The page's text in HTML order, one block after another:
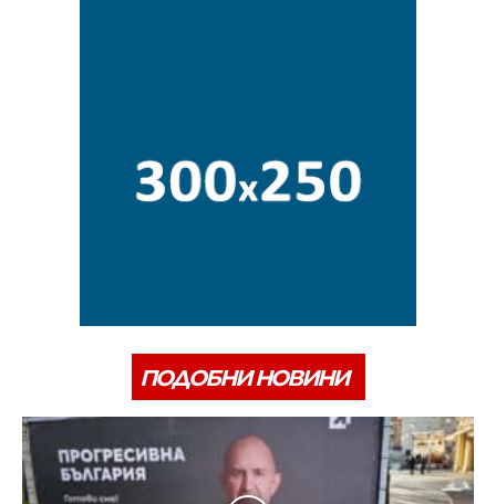
ПОДОБНИ НОВИНИ